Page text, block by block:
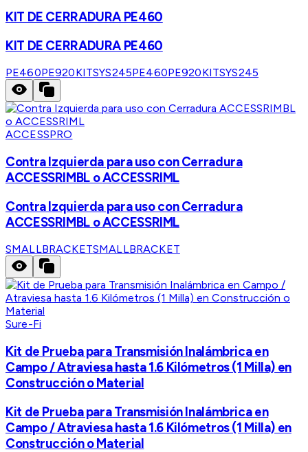
KIT DE CERRADURA PE460
KIT DE CERRADURA PE460
PE460PE920KITSYS245PE460PE920KITSYS245
ACCESSPRO
Contra Izquierda para uso con Cerradura
ACCESSRIMBL o ACCESSRIML
Contra Izquierda para uso con Cerradura
ACCESSRIMBL o ACCESSRIML
SMALLBRACKETSMALLBRACKET
Sure-Fi
Kit de Prueba para Transmisión Inalámbrica en
Campo / Atraviesa hasta 1.6 Kilómetros (1 Milla) en
Construcción o Material
Kit de Prueba para Transmisión Inalámbrica en
Campo / Atraviesa hasta 1.6 Kilómetros (1 Milla) en
Construcción o Material